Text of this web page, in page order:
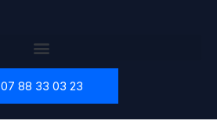
07 88 33 03 23